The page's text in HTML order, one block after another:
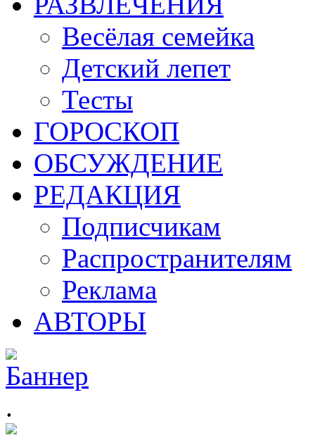
Весёлая семейка
Детский лепет
Тесты
ГОРОСКОП
ОБСУЖДЕНИЕ
РЕДАКЦИЯ
Подписчикам
Распространителям
Реклама
АВТОРЫ
.